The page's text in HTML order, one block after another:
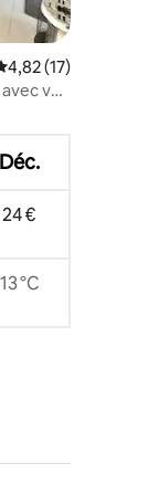
: 4,68 sur 5
moyenne
4,82 (17)
vue
Déc.
24 €
13 °C